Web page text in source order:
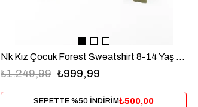
Nk Kız Çocuk Forest Sweatshirt 8-14 Yaş Haki
₺999,99
₺1.249,99
SEPETTE %50 İNDİRİM₺500,00